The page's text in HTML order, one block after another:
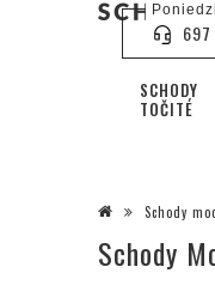
SCHODY
TOČITÉ
Schody
Schody